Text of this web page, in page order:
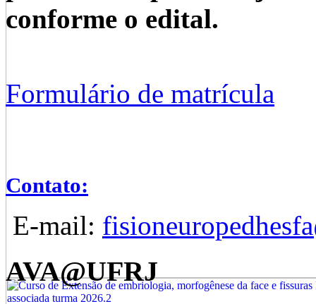
conforme o edital.
Formulário de matrícula
Contato:
E-mail:
AVA@UFRJ